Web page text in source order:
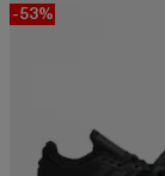
-53%